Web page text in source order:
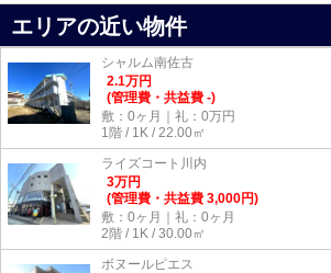
エリアの近い物件
シャルム南佐古
2.1万円
(管理費・共益費 -)
敷：0ヶ月｜礼：0万円
1階 / 1K / 22.00㎡
ライズコート川内
3万円
(管理費・共益費 3,000円)
敷：0ヶ月｜礼：0ヶ月
2階 / 1K / 30.00㎡
ボヌールピエス